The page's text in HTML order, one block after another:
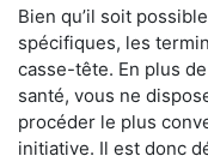
Bien qu’il soit
spécifiques, les
casse-tête. En plus
santé, vous ne
procéder le plus
initiative. Il est donc